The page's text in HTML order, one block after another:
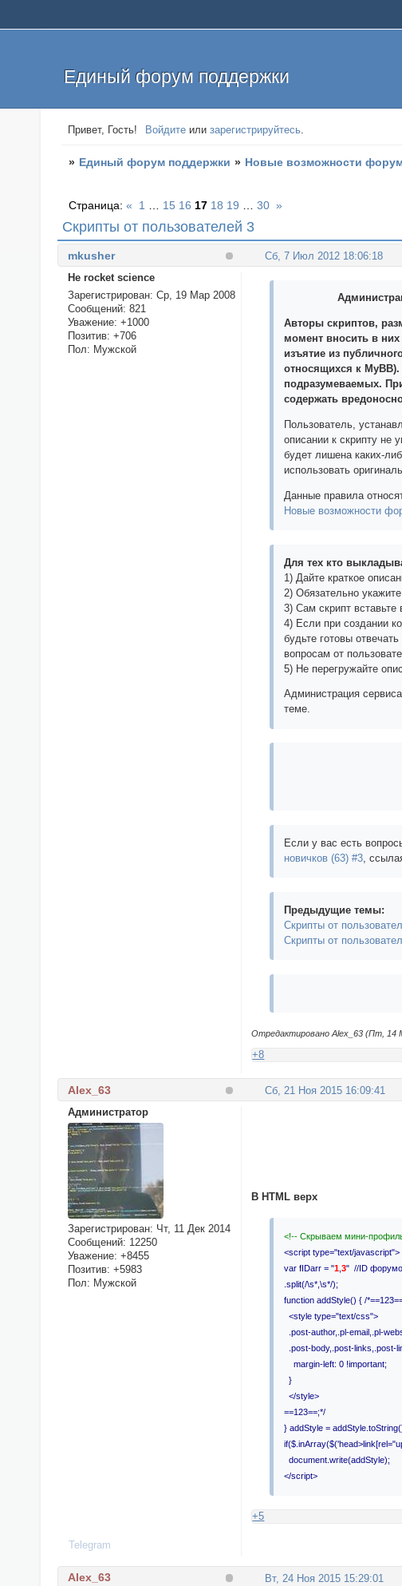
Единый форум поддержки
Привет, Гость! Войдите илизарегистрируйтесь.
» Единый форум поддержки » Новые возможности
Скрипты от пользователей 3
Страница:« 1 15 16 17 18 19 30 »
Сб, 7 Июл 2012 18:06:18
mkusher
Не rocket science
Зарегистрирован: Ср, 19 Мар 2008
Сообщений: 821
Уважение: +1000
Позитив: +706
Пол: Мужской
Авторы скриптов,
момент вносить в
изъятие из
относящихся к
подразумеваемых.
содержать
Пользователь,
описании к скрипту не
будет лишена каких-
использовать
Данные правила
Новые возможности
Для тех кто
1) Дайте краткое
2) Обязательно
3) Сам скрипт
4) Если при создании
будьте готовы
вопросам от
5) Не перегружайте
Администрация
теме.
Если у вас есть
новичков (63) #3,
Предыдущие темы:
Скрипты от
Скрипты от
Отредактировано Alex_63 (Пт, 14
+8
Сб, 21 Ноя 2015 16:09:41
Alex_63
Администратор
Зарегистрирован: Чт, 11 Дек 2014
Сообщений: 12250
Уважение: +8455
Позитив: +5983
Пол: Мужской
В HTML верх
<!-- Скрываем мини-
<script type="text/javascript">
var fIDarr = "1 ,3" //ID
.split(/\s*,\s*/);
function addStyle() { /
<style type="text/css">
.post-author,.pl-email,.pl-
.post-body,.post-links,.post-
margin-left: 0 !important;
}
</style>
==123==;*/
} addStyle =
document.write(addStyle);
</script>
+5
Telegram
Вт, 24 Ноя 2015 15:29:01
Alex_63